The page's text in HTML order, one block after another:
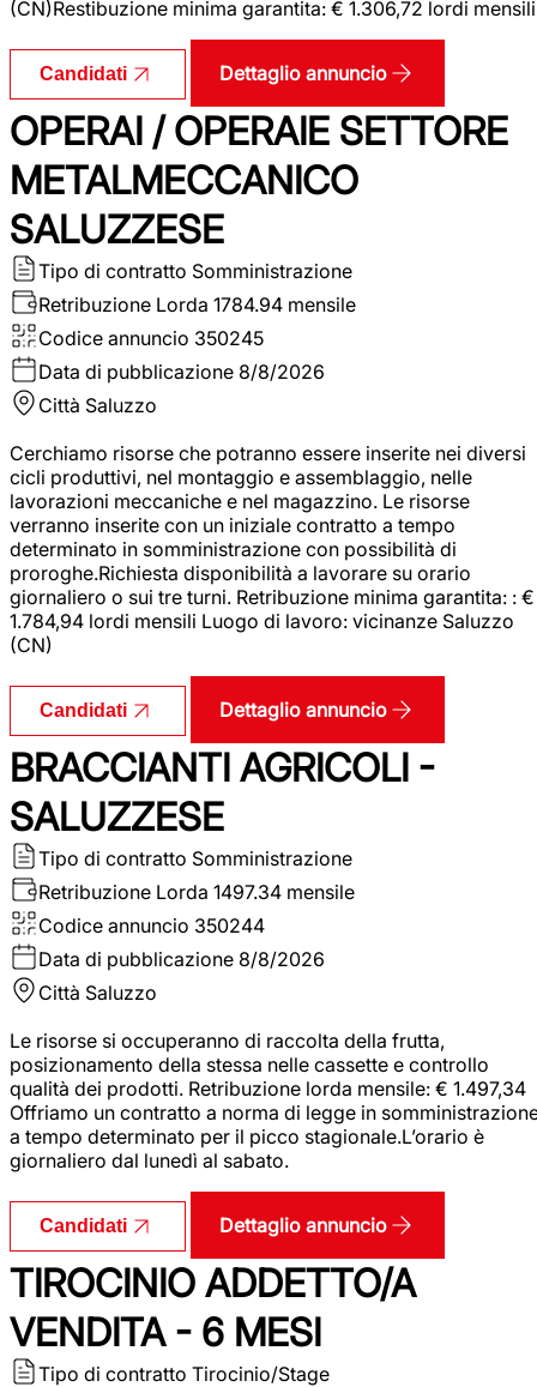
(CN)Restibuzione minima garantita: € 1.306,72 lordi mensili
Candidati Dettaglio annuncio
OPERAI / OPERAIE SETTORE
METALMECCANICO
SALUZZESE
Tipo di contratto Somministrazione
Retribuzione Lorda 1784.94 mensile
Codice annuncio 350245
Data di pubblicazione 8/8/2026
Città Saluzzo
Cerchiamo risorse che potranno essere inserite nei diversi
cicli produttivi, nel montaggio e assemblaggio, nelle
lavorazioni meccaniche e nel magazzino. Le risorse
verranno inserite con un iniziale contratto a tempo
determinato in somministrazione con possibilità di
proroghe.Richiesta disponibilità a lavorare su orario
giornaliero o sui tre turni. Retribuzione minima garantita: : €
1.784,94 lordi mensili Luogo di lavoro: vicinanze Saluzzo
(CN)
Candidati Dettaglio annuncio
BRACCIANTI AGRICOLI -
SALUZZESE
Tipo di contratto Somministrazione
Retribuzione Lorda 1497.34 mensile
Codice annuncio 350244
Data di pubblicazione 8/8/2026
Città Saluzzo
Le risorse si occuperanno di raccolta della frutta,
posizionamento della stessa nelle cassette e controllo
qualità dei prodotti. Retribuzione lorda mensile: € 1.497,34
Offriamo un contratto a norma di legge in
a tempo determinato per il picco stagionale.L’orario è
giornaliero dal lunedì al sabato.
Candidati Dettaglio annuncio
TIROCINIO ADDETTO/A
VENDITA - 6 MESI
Tipo di contratto Tirocinio/Stage